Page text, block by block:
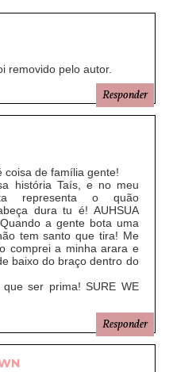
removido pelo autor.
Responder
coisa de família gente!
história Taís, e no meu
representa o quão
dura tu é! AUHSUA
a gente bota uma
tem santo que tira! Me
comprei a minha arara e
baixo do braço dentro do
ser prima! SURE WE
Responder